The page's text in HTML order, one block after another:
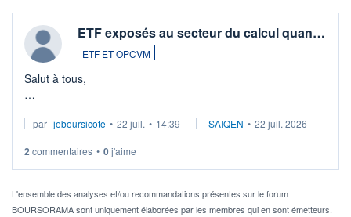
ETF exposés au secteur du calcul quan…
ETF ET OPCVM
Salut à tous,
via un ETF plutôt que des actions individuelles.
Idéalement, je voudrais qu'il soit éligible au PEA.
Pour l' ...
par jeboursicote • 22 juil. • 14:39 SAIQEN • 22 juil. 2026
2 commentaires • 0j'aime
L'ensemble des analyses et/ou recommandations présentes sur le forum
BOURSORAMA sont uniquement élaborées par les membres qui en sont émetteurs.